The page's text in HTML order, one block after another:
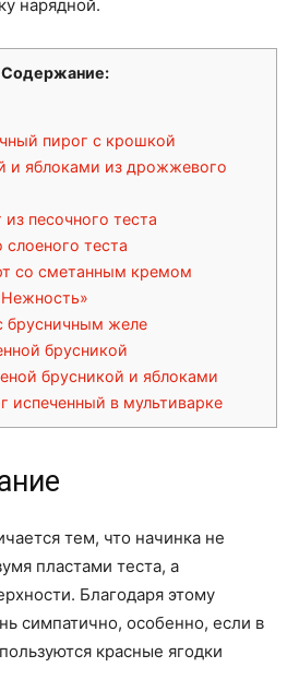
нарядной.
Содержание:
пирог с крошкой
и яблоками из дрожжевого
песочного теста
слоеного теста
со сметанным кремом
брусничным желе
брусникой
брусникой и яблоками
испеченный в мультиварке
тем, что начинка не
пластами теста, а
Благодаря этому
симпатично, особенно, если в
красные ягодки